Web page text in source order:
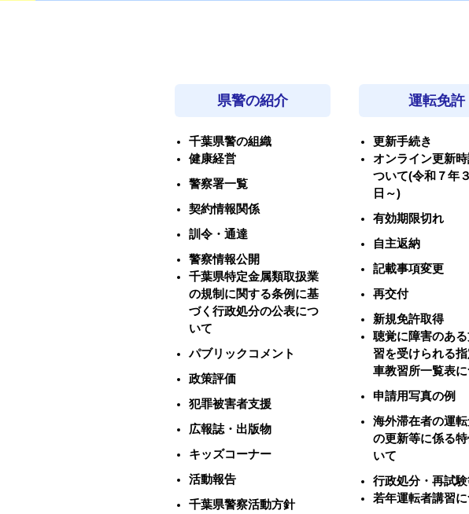
県警の紹介
千葉県警の組織
健康経営
警察署一覧
契約情報関係
訓令・通達
警察情報公開
千葉県特定金属類取扱業
の規制に関する条例に基
づく行政処分の公表につ
いて
パブリックコメント
政策評価
犯罪被害者支援
広報誌・出版物
キッズコーナー
活動報告
千葉県警察活動方針
運転免許
更新手続き
オンライン更新
ついて(令和７年
日～)
有効期限切れ
自主返納
記載事項変更
再交付
新規免許取得
聴覚に障害のあ
習を受けられる
車教習所一覧表
申請用写真の例
海外滞在者の運
の更新等に係る
いて
行政処分・再試
若年運転者講習